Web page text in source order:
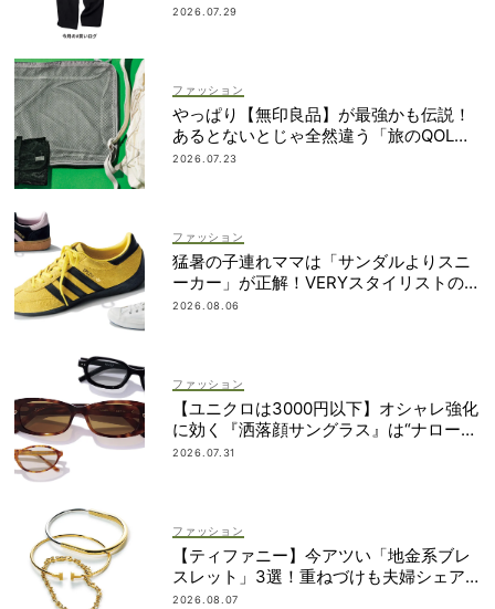
2026.07.29
ファッション
やっぱり【無印良品】が最強かも伝説！
あるとないとじゃ全然違う「旅のQOL爆
上げアイテム」
2026.07.23
ファッション
猛暑の子連れママは「サンダルよりスニ
ーカー」が正解！VERYスタイリストの愛
用品5選
2026.08.06
ファッション
【ユニクロは3000円以下】オシャレ強化
に効く『洒落顔サングラス』は“ナローフ
ォルム”が最旬！
2026.07.31
ファッション
【ティファニー】今アツい「地金系ブレ
スレット」3選！重ねづけも夫婦シェア
も自在
2026.08.07